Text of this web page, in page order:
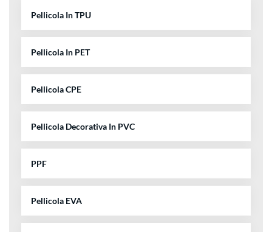
Pellicola In TPU
Pellicola In PET
Pellicola CPE
Pellicola Decorativa In PVC
PPF
Pellicola EVA